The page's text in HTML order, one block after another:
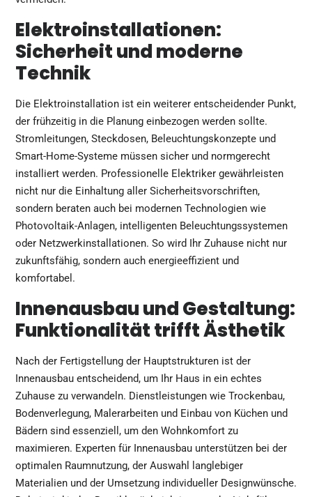
Elektroinstallationen:
Sicherheit und moderne
Technik
Die Elektroinstallation ist ein weiterer entscheidender Punkt,
der frühzeitig in die Planung einbezogen werden sollte.
Stromleitungen, Steckdosen, Beleuchtungskonzepte und
Smart-Home-Systeme müssen sicher und normgerecht
installiert werden. Professionelle Elektriker gewährleisten
nicht nur die Einhaltung aller Sicherheitsvorschriften,
sondern beraten auch bei modernen Technologien wie
Photovoltaik-Anlagen, intelligenten Beleuchtungssystemen
oder Netzwerkinstallationen. So wird Ihr Zuhause nicht nur
zukunftsfähig, sondern auch energieeffizient und
komfortabel.
Innenausbau und Gestaltung:
Funktionalität trifft Ästhetik
Nach der Fertigstellung der Hauptstrukturen ist der
Innenausbau entscheidend, um Ihr Haus in ein echtes
Zuhause zu verwandeln. Dienstleistungen wie Trockenbau,
Bodenverlegung, Malerarbeiten und Einbau von Küchen und
Bädern sind essenziell, um den Wohnkomfort zu
maximieren. Experten für Innenausbau unterstützen bei der
optimalen Raumnutzung, der Auswahl langlebiger
Materialien und der Umsetzung individueller Designwünsche.